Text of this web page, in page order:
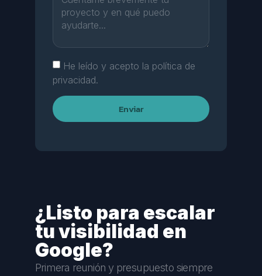
He leído y acepto la política de
privacidad.
Enviar
¿Listo para escalar
tu visibilidad en
Google?
Primera reunión y presupuesto siempre